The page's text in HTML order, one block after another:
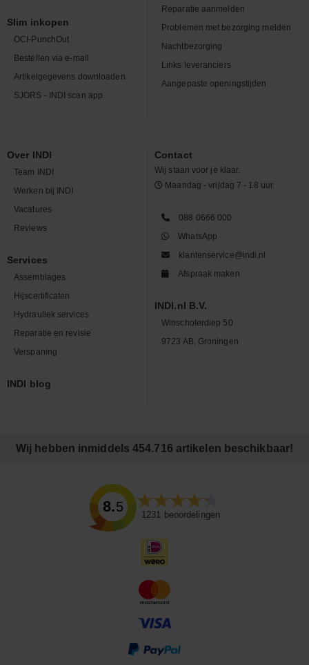
Slim inkopen
OCI-PunchOut
Bestellen via e-mail
Artikelgegevens downloaden
SJORS - INDI scan app
Reparatie aanmelden
Problemen met bezorging melden
Nachtbezorging
Links leveranciers
Aangepaste openingstijden
Over INDI
Team INDI
Werken bij INDI
Vacatures
Reviews
Services
Assemblages
Hijscertificaten
Hydrauliek services
Reparatie en revisie
Verspaning
INDI blog
Contact
Wij staan voor je klaar.
Maandag - vrijdag 7 - 18 uur
088 0666 000
WhatsApp
klantenservice@indi.nl
Afspraak maken
INDI.nl B.V.
Winschoterdiep 50
9723 AB, Groningen
Wij hebben inmiddels 454.716 artikelen beschikbaar!
8.5
1231 beoordelingen